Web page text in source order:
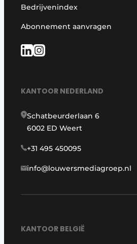
Bedrijvenindex
Abonnement aanvragen
KANTOOR NEDERLAND
Schatbeurderlaan 6
6002 ED Weert
+31 495 450095
info@louwersmediagroep.nl
KANTOOR BELGIË